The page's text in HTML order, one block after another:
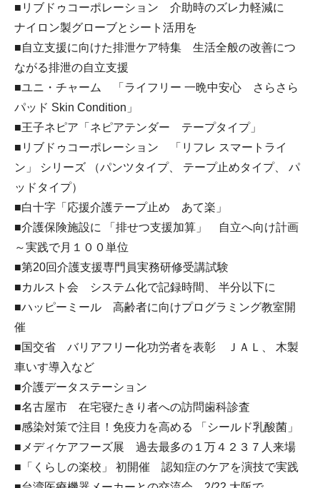
■リブドゥコーポレーション 介助時のズレ力軽減に
ナイロン製グローブとシート活用を
■自立支援に向けた排泄ケア特集 生活全般の改善につ
ながる排泄の自立支援
■ユニ・チャーム 「ライフリー 一晩中安心 さらさら
パッド Skin Condition」
■王子ネピア「ネピアテンダー テープタイプ」
■リブドゥコーポレーション 「リフレ スマートライ
ン」 シリーズ （パンツタイプ、 テープ止めタイプ、 パ
ッドタイプ）
■白十字「応援介護テープ止め あて楽」
■介護保険施設に 「排せつ支援加算」 自立へ向け計画
～実践で月１００単位
■第20回介護支援専門員実務研修受講試験
■カルスト会 システム化で記録時間、 半分以下に
■ハッピーミール 高齢者に向けプログラミング教室開
催
■国交省 バリアフリー化功労者を表彰 ＪＡＬ、 木製
車いす導入など
■介護データステーション
■名古屋市 在宅寝たきり者への訪問歯科診査
■感染対策で注目！免疫力を高める 「シールド乳酸菌」
■メディケアフーズ展 過去最多の１万４２３７人来場
■「くらしの楽校」 初開催 認知症のケアを演技で実践